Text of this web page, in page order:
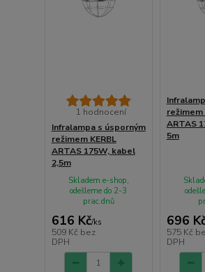
1 hodnocení
Infralampa s úsporným
režimem KERBL
ARTAS 175W, kabel
2,5m
616 Kč/ks
509 Kč bez
DPH
Skladem e-shop,
odešleme do 2-3
prac.dnů
režimem
ARTAS
5m
696
575 Kč
DPH